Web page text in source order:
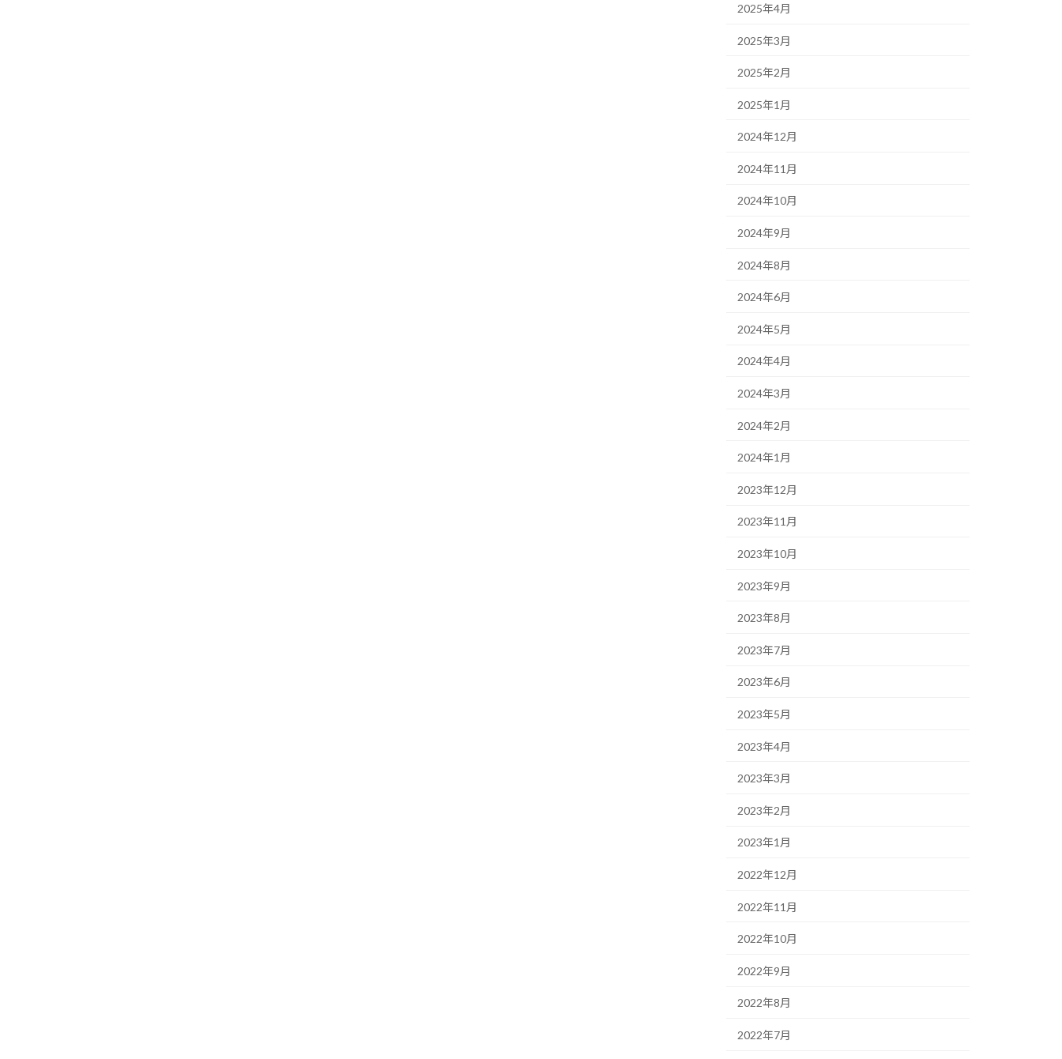
2025年4月
2025年3月
2025年2月
2025年1月
2024年12月
2024年11月
2024年10月
2024年9月
2024年8月
2024年6月
2024年5月
2024年4月
2024年3月
2024年2月
2024年1月
2023年12月
2023年11月
2023年10月
2023年9月
2023年8月
2023年7月
2023年6月
2023年5月
2023年4月
2023年3月
2023年2月
2023年1月
2022年12月
2022年11月
2022年10月
2022年9月
2022年8月
2022年7月